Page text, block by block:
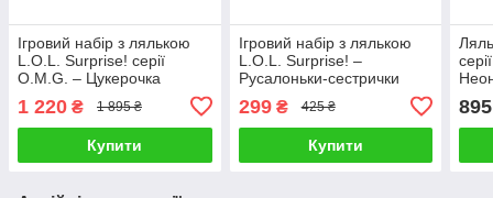
Ігровий набір з лялькою
L.O.L. Surprise! серії
O.M.G. – Цукерочка
1 220 ₴ 1 895 ₴
Купити
Ігровий набір з лялькою
L.O.L. Surprise! –
Русалоньки-сестрички
299₴ 425 ₴
Купити
895